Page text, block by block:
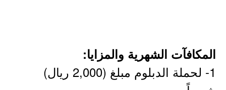
المكافآت الشهرية والمزايا:
1- لحملة الدبلوم مبلغ (2,000 ريال)